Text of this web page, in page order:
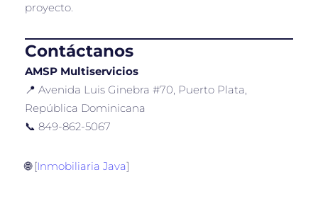
proyecto.
Contáctanos
AMSP Multiservicios
📍 Avenida Luis Ginebra #70, Puerto Plata,
República Dominicana
📞 849-862-5067
🌐 [Inmobiliaria Java]